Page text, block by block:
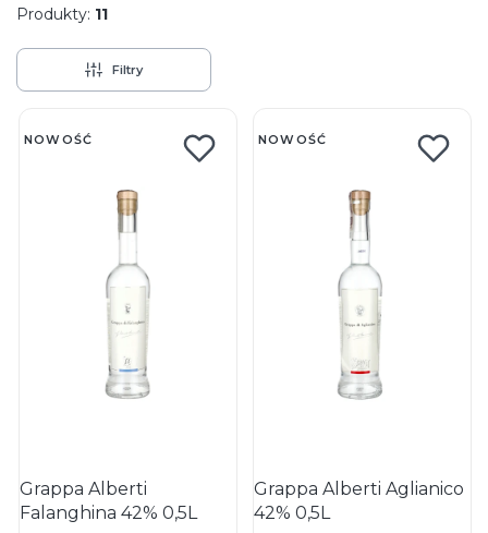
Produkty: 11
Filtry
NOWOŚĆ
Grappa Alberti
Falanghina 42% 0,5L
NOWOŚĆ
Grappa Alberti Aglianico
42% 0,5L